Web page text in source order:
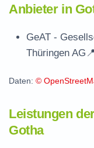
Anbieter in
GeAT -
Thüringen AG
Daten: ©
Leistungen
Gotha